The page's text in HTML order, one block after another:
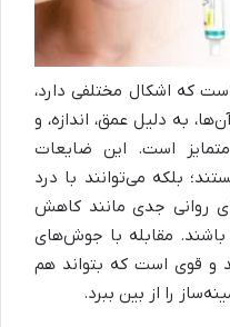
که اشکال مختلفی دارد،
به دلیل عمق، اندازه، و
است. این ضایعات
بلکه می‌توانند با درد
روانی جدی مانند کاهش
مقابله با جوش‌های
و قوی است که بتواند هم
را از بین ببرد.